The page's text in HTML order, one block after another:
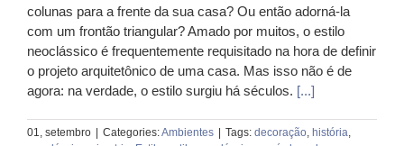
colunas para a frente da sua casa? Ou então adorná-la
com um frontão triangular? Amado por muitos, o estilo
neoclássico é frequentemente requisitado na hora de definir
o projeto arquitetônico de uma casa. Mas isso não é de
agora: na verdade, o estilo surgiu há séculos. [...]
01, setembro Categories:Ambientes Tags: decoração, história,